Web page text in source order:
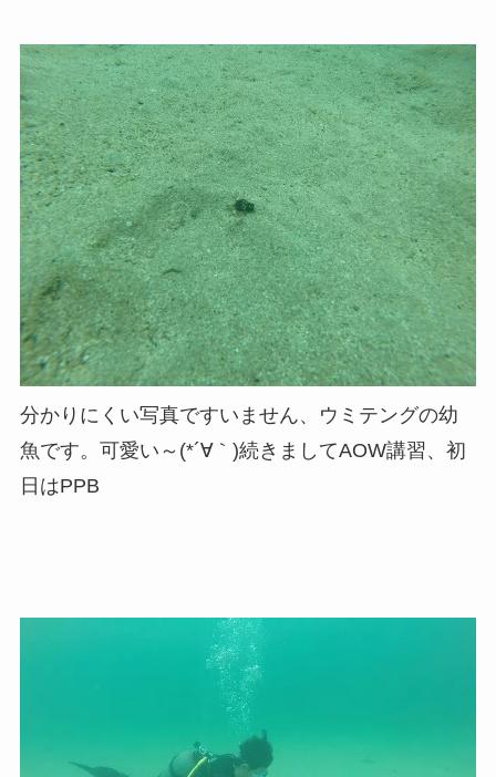
分かりにくい写真ですいません、ウミテングの幼
魚です。可愛い～(*´∀｀)続きましてAOW講習、初
日はPPB